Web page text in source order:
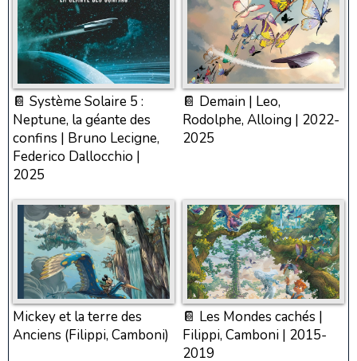
📔 Système Solaire 5 :
Neptune, la géante des
confins | Bruno Lecigne,
Federico Dallocchio |
2025
📔 Demain | Leo,
Rodolphe, Alloing | 2022-
2025
Mickey et la terre des
Anciens (Filippi, Camboni)
📔 Les Mondes cachés |
Filippi, Camboni | 2015-
2019